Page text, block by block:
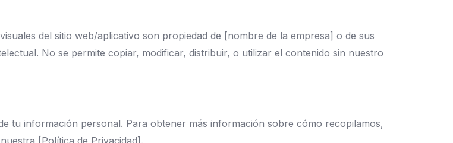
del sitio web/aplicativo son propiedad de [nombre de la empresa] o de sus
No se permite copiar, modificar, distribuir, o utilizar el contenido sin nuestro
tu información personal. Para obtener más información sobre cómo recopilamos,
[Política de Privacidad].